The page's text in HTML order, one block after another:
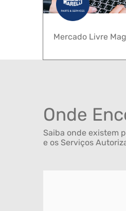
Mercado Livre
Onde
Saiba onde existem
e os Serviços